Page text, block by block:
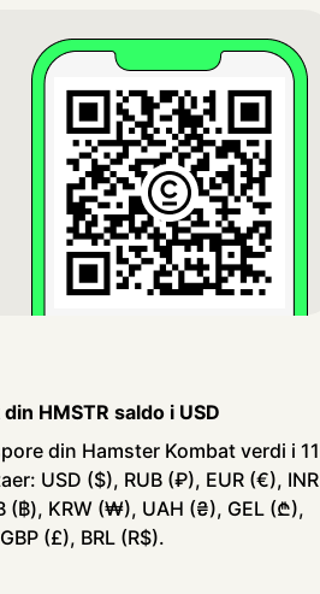
HMSTR saldo i USD
din Hamster Kombat verdi i 11
USD ($), RUB (₽), EUR (€), INR
(฿), KRW (₩), UAH (₴), GEL (₾),
(£), BRL (R$).